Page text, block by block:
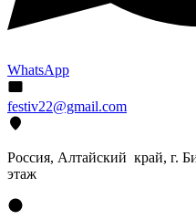
WhatsApp
festiv22@gmail.com
Россия, Алтайский край, г.
этаж